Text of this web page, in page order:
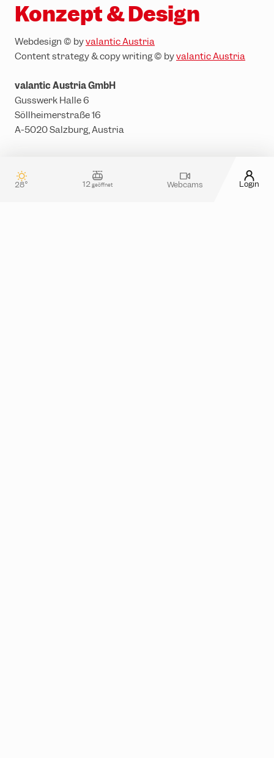
28° 12geöffnet Webcams Login
Konzept & Design
Webdesign © byvalantic Austria
Content strategy & copy writing © byvalantic Austria
valantic Austria GmbH
Gusswerk Halle 6
Söllheimerstraße 16
A-5020 Salzburg, Austria